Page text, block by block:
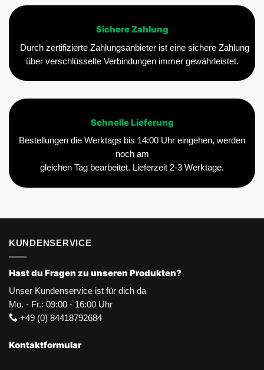
Sichere Zahlung
Durch zertifizierte Zahlungsanbieter ist eine sichere Zahlung
über verschlüsselte Verbindungen immer gewährleistet.
Schnelle Lieferung
Bestellungen die Werktags bis 14:00 Uhr eingehen, werden
noch am
gleichen Tag bearbeitet. Lieferzeit 2-3 Werktage.
KUNDENSERVICE
Hast du Fragen zu unseren Produkten?
Unser Kundenservice ist für dich da
Mo. - Fr.: 09:00 - 16:00 Uhr
+49 (0) 84418792684
Kontaktformular